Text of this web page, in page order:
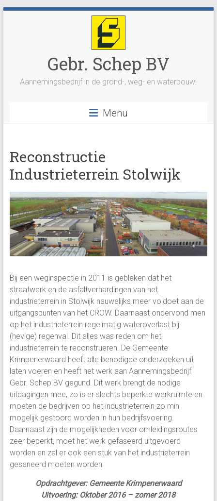
Gebr. Schep BV
Aannemingsbedrijf in de grond-, weg- en waterbouw!
Menu
Reconstructie
Industrieterrein Stolwijk
Bij een weginspectie in 2011 is gebleken dat het
straatwerk en de asfaltverhardingen van het
industrieterrein in Stolwijk nauwelijks meer voldoet aan de
uitgangspunten van het CROW. Daarnaast ondervond men
op het industrieterrein regelmatig wateroverlast bij
(hevige) regenval. Dit alles was reden om het
industrieterrein te reconstrueren. De Gemeente
Krimpenerwaard heeft alle benodigde onderzoeken uit
laten voeren en heeft het werk aan Aannemingsbedrijf
Gebr. Schep BV gegund. Dit werk brengt de nodige
uitdagingen mee, zo is er slechts beperkte werkruimte en
moeten de bedrijven op het industrieterrein zo min
mogelijk gestoord worden in hun bedrijfsvoering.
Daarnaast zijn de mogelijkheden voor omleidingsroutes
zeer beperkt, moet het werk gefaseerd uitgevoerd
worden en zal er ook een stuk van het industrieterrein
gesaneerd moeten worden.
Opdrachtgever: Gemeente Krimpenerwaard
Uitvoering: Oktober 2016 – zomer 2018